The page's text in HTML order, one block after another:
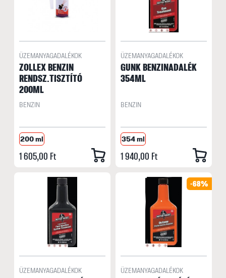
ÜZEMANYAGADALÉKOK
ZOLLEX BENZIN
RENDSZ.TISZTÍTÓ
200ML
BENZIN
200 ml
1 605,00 Ft
ÜZEMANYAGADALÉKOK
GUNK BENZINADALÉK
354ML
BENZIN
354 ml
1 940,00 Ft
ÜZEMANYAGADALÉKOK
-68%
ÜZEMANYAGADALÉKOK